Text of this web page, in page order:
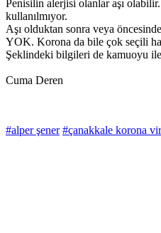
Penisilin alerjisi olanlar aşı
kullanılmıyor.
Aşı olduktan sonra veya
YOK. Korona da bile çok seçili
Şeklindeki bilgileri de kamuoyu ile
Cuma Deren
#alper şener #çanakkale korona